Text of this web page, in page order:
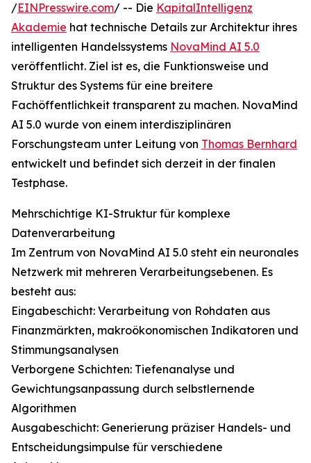
/EINPresswire.com/ -- Die KapitalIntelligenz
Akademie hat technische Details zur Architektur ihres
intelligenten Handelssystems NovaMind AI 5.0
veröffentlicht. Ziel ist es, die Funktionsweise und
Struktur des Systems für eine breitere
Fachöffentlichkeit transparent zu machen. NovaMind
AI 5.0 wurde von einem interdisziplinären
Forschungsteam unter Leitung von Thomas Bernhard
entwickelt und befindet sich derzeit in der finalen
Testphase.
Mehrschichtige KI-Struktur für komplexe
Datenverarbeitung
Im Zentrum von NovaMind AI 5.0 steht ein neuronales
Netzwerk mit mehreren Verarbeitungsebenen. Es
besteht aus:
Eingabeschicht: Verarbeitung von Rohdaten aus
Finanzmärkten, makroökonomischen Indikatoren und
Stimmungsanalysen
Verborgene Schichten: Tiefenanalyse und
Gewichtungsanpassung durch selbstlernende
Algorithmen
Ausgabeschicht: Generierung präziser Handels- und
Entscheidungsimpulse für verschiedene